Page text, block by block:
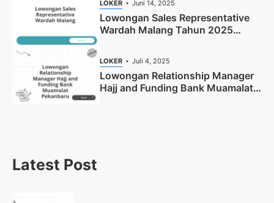
LOKER Juni 14, 2025
Lowongan Sales Representative
Wardah Malang Tahun 2025
LOKER Juli 4, 2025
Lowongan Relationship Manager
Hajj and Funding Bank Muamalat
Latest Post